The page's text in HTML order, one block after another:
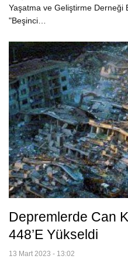
Yaşatma ve Geliştirme Derneği
"Beşinci…
Depremlerde Can
448’e Yükseldi
13 Mart 2023 - 13:02